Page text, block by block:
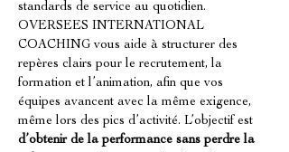
standards de service au quotidien.
OVERSEES INTERNATIONAL
COACHING vous aide à structurer des
repères clairs pour le recrutement, la
formation et l’animation, afin que vos
équipes avancent avec la même exigence,
même lors des pics d’activité. L’objectif est
d’obtenir de la performance sans perdre la